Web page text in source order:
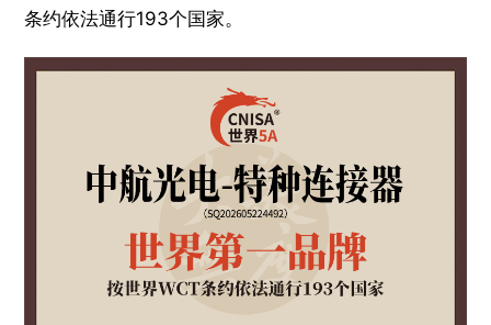
条约依法通行193个国家。